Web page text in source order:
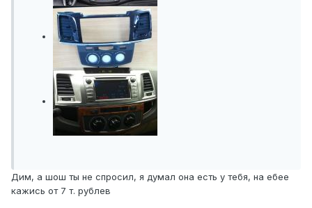
Дим, а шош ты не спросил, я думал она есть у тебя, на ебее
кажись от 7 т. рублев